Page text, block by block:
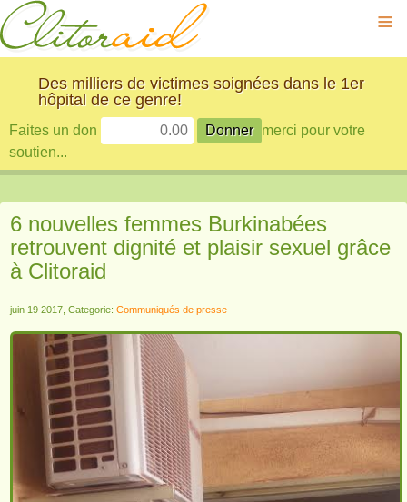
≡
Des milliers de victimes soignées dans le 1er
hôpital de ce genre!
Faites un don
merci pour votre
soutien...
6 nouvelles femmes Burkinabées
retrouvent dignité et plaisir sexuel grâce
à Clitoraid
juin 19 2017, Categorie: Communiqués de presse